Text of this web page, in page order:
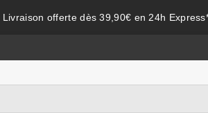
Livraison offerte dès 39,90€ en 24h